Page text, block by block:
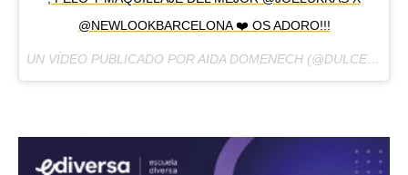
@NEWLOOKBARCELONA ❤️ OS ADORO!!!
UN VÍDEO PUBLICADO POR AIDA DOMENECH (@DULCEIDA) EL